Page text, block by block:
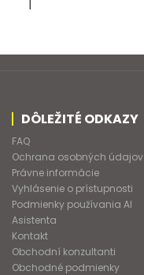
DÔLEŽITÉ ODKAZY
FAQ
Ochrana osobných údajov
Právne informácie
Vyhlásenie o prístupnosti
Podmienky používania AI
Asistenta
Kontakt
Obchodní konzultanti
Obchodné podmienky